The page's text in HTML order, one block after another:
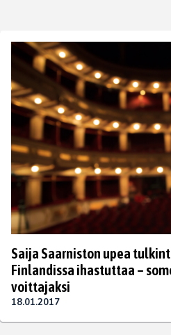
Saija Saarniston upea
Finlandissa ihastuttaa –
voittajaksi
18.01.2017